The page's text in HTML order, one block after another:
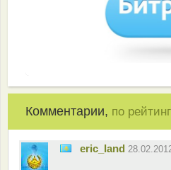
Комментарии, по
eric_land